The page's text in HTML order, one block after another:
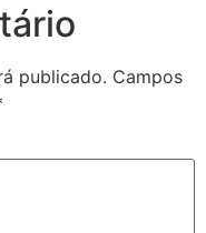
publicado. Campos